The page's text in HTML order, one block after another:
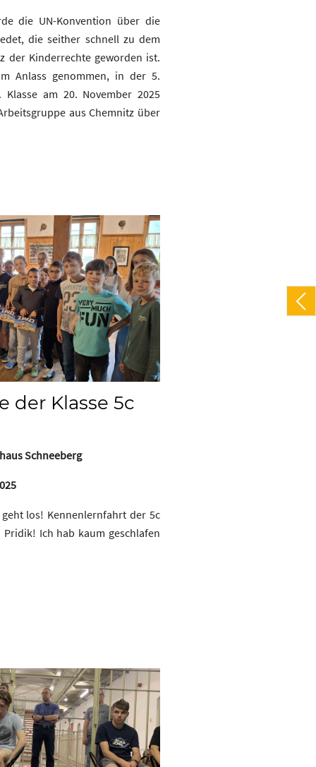
die UN-Konvention über die
die seither schnell zu dem
der Kinderrechte geworden ist.
Anlass genommen, in der 5.
am 20. November 2025
aus Chemnitz über
der Klasse 5c
Schneeberg
los! Kennenlernfahrt der 5c
Ich hab kaum geschlafen